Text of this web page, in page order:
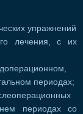
упражнений
лечения, с их
периодах;
периодах со